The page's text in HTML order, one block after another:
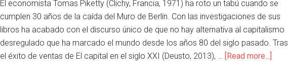
El economista Tomas Piketty (Clichy, Francia, 1971) ha roto un tabú cuando se
cumplen 30 años de la caída del Muro de Berlín. Con las investigaciones de sus
libros ha acabado con el discurso único de que no hay alternativa al capitalismo
desregulado que ha marcado el mundo desde los años 80 del siglo pasado. Tras
el éxito de ventas de El capital en el siglo XXI (Deusto, 2013), … [Read more...]